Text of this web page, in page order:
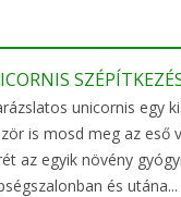
unicornis egy
is mosd meg az eső
az egyik növény
és utána...